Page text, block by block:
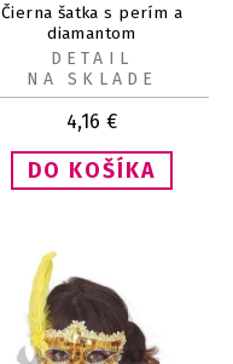
Čierna šatka s perím a
diamantom
4,16 €
DETAIL
NA SKLADE